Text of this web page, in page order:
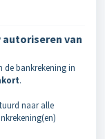
autoriseren van
de bankrekening in
.
naaralle